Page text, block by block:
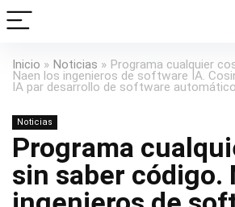
Inicio » Noticias » Programa cualquier
Naen los ingenieros de software IA.
IA par desarrollo de software automático
Noticias
Programa
sin saber código.